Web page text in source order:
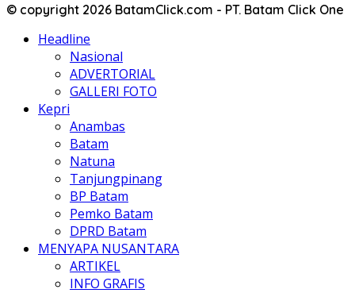
© copyright 2026 BatamClick.com - PT. Batam Click One
Headline
Nasional
ADVERTORIAL
GALLERI FOTO
Kepri
Anambas
Batam
Natuna
Tanjungpinang
BP Batam
Pemko Batam
DPRD Batam
MENYAPA NUSANTARA
ARTIKEL
INFO GRAFIS